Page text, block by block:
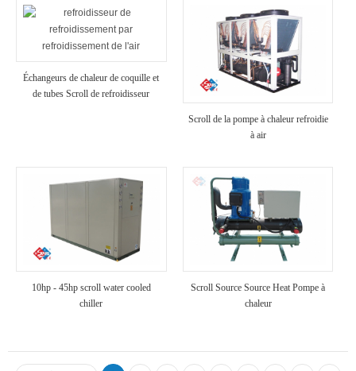
Échangeurs de chaleur de coquille et
de tubes Scroll de refroidisseur
Scroll de la pompe à chaleur refroidie
à air
10hp - 45hp scroll water cooled
chiller
Scroll Source Source Heat Pompe à
chaleur